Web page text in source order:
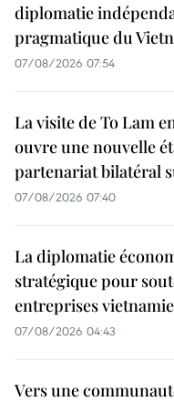
diplomatie
pragmatique du
07/08/2026 07:54
La visite de To Lam
ouvre une nouvelle
partenariat bilatéral
07/08/2026 07:40
La diplomatie
stratégique pour
entreprises
07/08/2026 04:43
Vers une